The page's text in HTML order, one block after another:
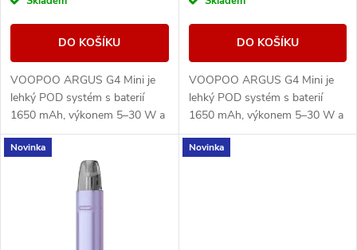
u
k
t
o
d
u
k
DO KOŠÍKU
VOOPOO ARGUS G4 Mini je
lehký POD systém s baterií
1650 mAh, výkonem 5–30 W a
Multi-Ohm cartridgí 0,7/1,0
ohm pro MTL i volnější RDL
DO KOŠÍKU
VOOPOO ARGUS G4 Mini je
lehký POD systém s baterií
1650 mAh, výkonem 5–30 W a
Multi-Ohm cartridgí 0,7/1,0
ohm pro MTL i volnější RDL
Novinka Novinka